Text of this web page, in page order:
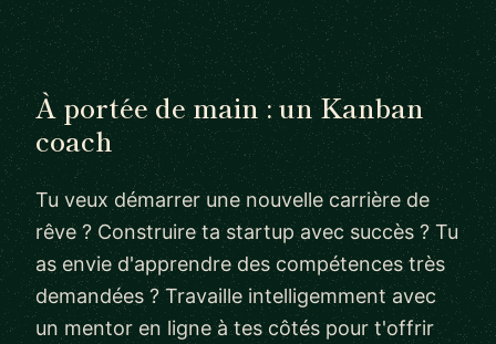
À portée de main : un Kanban
coach
Tu veux démarrer une nouvelle carrière de
rêve ? Construire ta startup avec succès ? Tu
as envie d'apprendre des compétences très
demandées ? Travaille intelligemment avec
un mentor en ligne à tes côtés pour t'offrir